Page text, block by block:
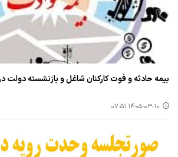
بیمه حادثه و فوت کارکنان شاغل و بازنشسته دولت در
۱۴۰۵-۰۳-۱۰ ۰۷:۵۱